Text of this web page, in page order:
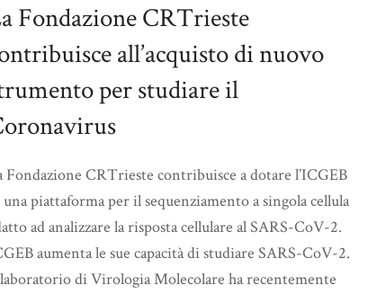
Fondazione CRTrieste
all’acquisto di nuovo
per studiare il
Fondazione CRTrieste contribuisce a dotare l’ICGEB
piattaforma per il sequenziamento a singola cellula
ad analizzare la risposta cellulare al SARS-CoV-2.
aumenta le sue capacità di studiare SARS-CoV-2.
di Virologia Molecolare ha recentemente